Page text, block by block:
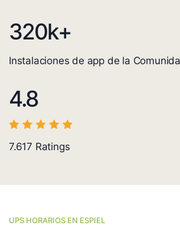
320k+
Instalaciones de app de la
4.8
7.617 Ratings
UPS HORARIOS EN ESPIEL